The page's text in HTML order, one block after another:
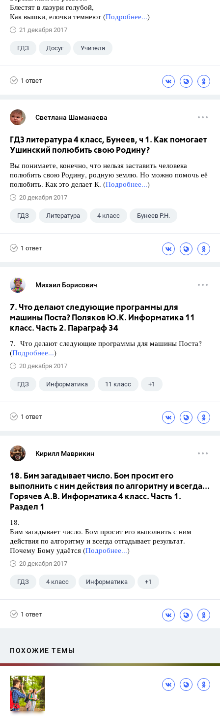
Блестят в лазури голубой,
Как вышки, елочки темнеют (Подробнее...)
21 декабря 2017
ГДЗ Досуг Учителя
1 ответ
Светлана Шаманаева
ГДЗ литература 4 класс, Бунеев, ч 1. Как помогает
Ушинский полюбить свою Родину?
Вы понимаете, конечно, что нельзя заставить человека
полюбить свою Родину, родную землю. Но можно помочь её
полюбить. Как это делает К. (Подробнее...)
20 декабря 2017
ГДЗ Литература 4 класс Бунеев Р.Н.
1 ответ
Михаил Борисович
7. Что делают следующие программы для
машины Поста? Поляков Ю.К. Информатика 11
класс. Часть 2. Параграф 34
7. Что делают следующие программы для машины Поста?
(Подробнее...)
20 декабря 2017
ГДЗ Информатика 11 класс +1
1 ответ
Кирилл Маврикин
18. Бим загадывает число. Бом просит его
выполнить с ним действия по алгоритму и всегда...
Горячев А.В. Информатика 4 класс. Часть 1.
Раздел 1
18.
Бим загадывает число. Бом просит его выполнить с ним
действия по алгоритму и всегда отгадывает результат.
Почему Бому удаётся (Подробнее...)
20 декабря 2017
ГДЗ 4 класс Информатика +1
1 ответ
ПОХОЖИЕ ТЕМЫ